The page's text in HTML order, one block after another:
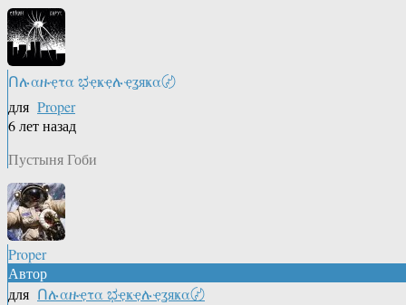
Ոሉαዙҿτα ಭҿҝҿሉҿʓяҝα〄
для Proper
6 лет назад
Пустыня Гоби
Proper
Автор
для Ոሉαዙҿτα ಭҿҝҿሉҿʓяҝα〄